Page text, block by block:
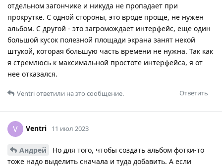
отдельном загончике и никуда не пропадает при
прокрутке. С одной стороны, это вроде проще, не нужен
альбом. С другой - это загромождает интерфейс, еще один
большой кусок полезной площади экрана занят некой
штукой, которая большую часть времени не нужна. Так как
я стремлюсь к максимальной простоте интерфейса, я от
нее отказался.
Ответить
Ventriответили на это сообщение.
V Ventri 11 июл 2023
Андрей
Но для того, чтобы создать альбом фотки-то
тоже надо выделить сначала и туда добавить. А если